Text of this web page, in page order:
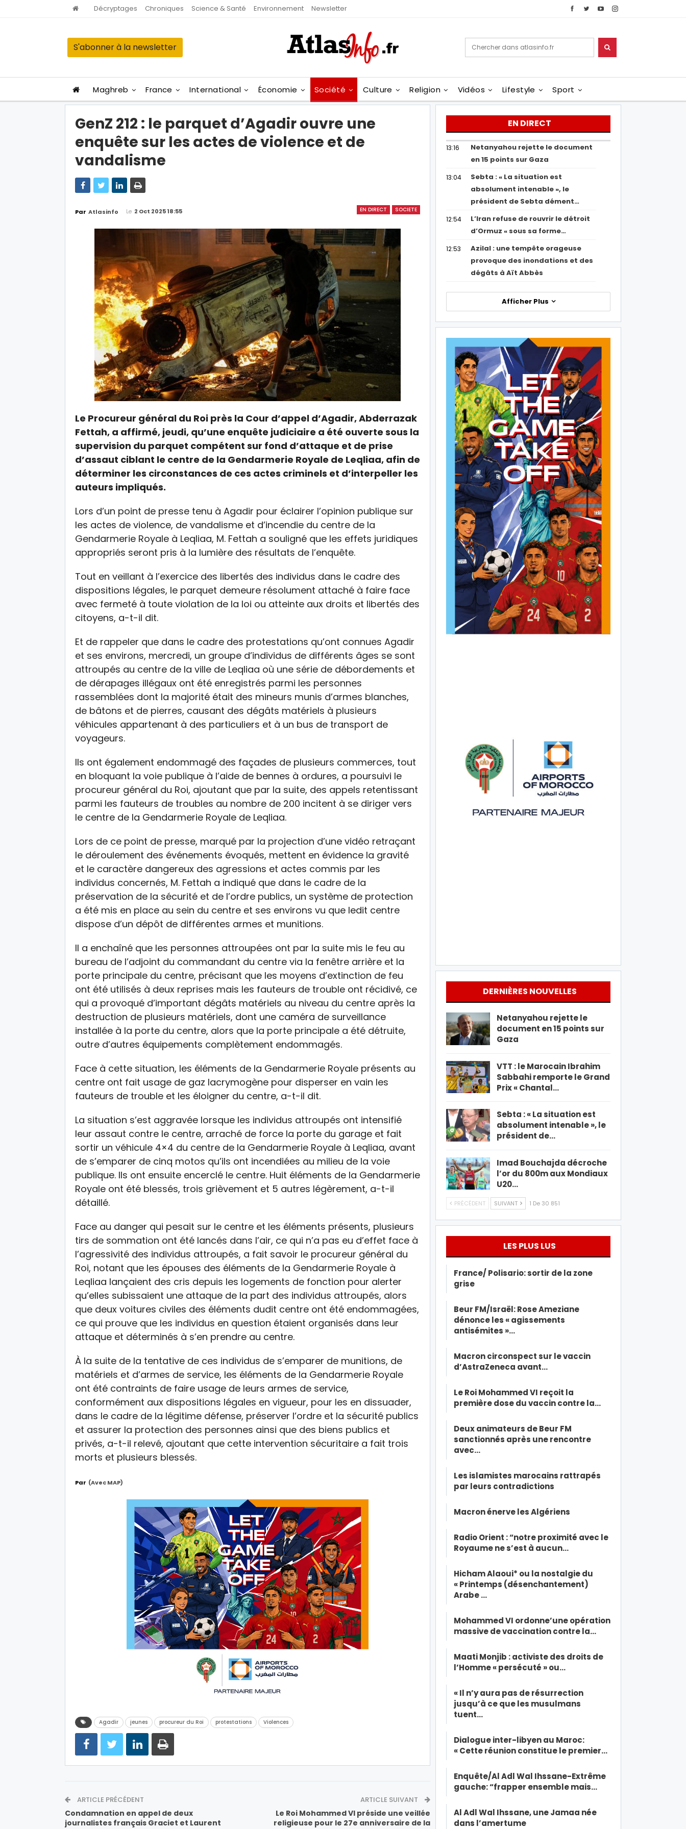
Décryptages Chroniques Science & Santé Environnement Newsletter
S'abonner à la newsletter
Maghreb France International Économie Société Culture Religion Vidéos Lifestyle Sport
GenZ 212 : le parquet d’Agadir ouvre une
enquête sur les actes de violence et de
vandalisme
EN DIRECT SOCIETE
Par Atlasinfo Le 2 Oct 2025 18:55
Le Procureur général du Roi près la Cour d’appel d’Agadir, Abderrazak
Fettah, a affirmé, jeudi, qu’une enquête judiciaire a été ouverte sous la
supervision du parquet compétent sur fond d’attaque et de prise
d’assaut ciblant le centre de la Gendarmerie Royale de Leqliaa, afin de
déterminer les circonstances de ces actes criminels et d’interpeller les
auteurs impliqués.
Lors d’un point de presse tenu à Agadir pour éclairer l’opinion publique sur
les actes de violence, de vandalisme et d’incendie du centre de la
Gendarmerie Royale à Leqliaa, M. Fettah a souligné que les effets juridiques
appropriés seront pris à la lumière des résultats de l’enquête.
Tout en veillant à l’exercice des libertés des individus dans le cadre des
dispositions légales, le parquet demeure résolument attaché à faire face
avec fermeté à toute violation de la loi ou atteinte aux droits et libertés des
citoyens, a-t-il dit.
Et de rappeler que dans le cadre des protestations qu’ont connues Agadir
et ses environs, mercredi, un groupe d’individus de différents âges se sont
attroupés au centre de la ville de Leqliaa où une série de débordements et
de dérapages illégaux ont été enregistrés parmi les personnes
rassemblées dont la majorité était des mineurs munis d’armes blanches,
de bâtons et de pierres, causant des dégâts matériels à plusieurs
véhicules appartenant à des particuliers et à un bus de transport de
voyageurs.
Ils ont également endommagé des façades de plusieurs commerces, tout
en bloquant la voie publique à l’aide de bennes à ordures, a poursuivi le
procureur général du Roi, ajoutant que par la suite, des appels retentissant
parmi les fauteurs de troubles au nombre de 200 incitent à se diriger vers
le centre de la Gendarmerie Royale de Leqliaa.
Lors de ce point de presse, marqué par la projection d’une vidéo retraçant
le déroulement des événements évoqués, mettent en évidence la gravité
et le caractère dangereux des agressions et actes commis par les
individus concernés, M. Fettah a indiqué que dans le cadre de la
préservation de la sécurité et de l’ordre publics, un système de protection
a été mis en place au sein du centre et ses environs vu que ledit centre
dispose d’un dépôt de différentes armes et munitions.
Il a enchaîné que les personnes attroupées ont par la suite mis le feu au
bureau de l’adjoint du commandant du centre via la fenêtre arrière et la
porte principale du centre, précisant que les moyens d’extinction de feu
ont été utilisés à deux reprises mais les fauteurs de trouble ont récidivé, ce
qui a provoqué d’important dégâts matériels au niveau du centre après la
destruction de plusieurs matériels, dont une caméra de surveillance
installée à la porte du centre, alors que la porte principale a été détruite,
outre d’autres équipements complètement endommagés.
Face à cette situation, les éléments de la Gendarmerie Royale présents au
centre ont fait usage de gaz lacrymogène pour disperser en vain les
fauteurs de trouble et les éloigner du centre, a-t-il dit.
La situation s’est aggravée lorsque les individus attroupés ont intensifié
leur assaut contre le centre, arraché de force la porte du garage et fait
sortir un véhicule 4×4 du centre de la Gendarmerie Royale à Leqliaa, avant
de s’emparer de cinq motos qu’ils ont incendiées au milieu de la voie
publique. Ils ont ensuite encerclé le centre. Huit éléments de la Gendarmerie
Royale ont été blessés, trois grièvement et 5 autres légèrement, a-t-il
détaillé.
Face au danger qui pesait sur le centre et les éléments présents, plusieurs
tirs de sommation ont été lancés dans l’air, ce qui n’a pas eu d’effet face à
l’agressivité des individus attroupés, a fait savoir le procureur général du
Roi, notant que les épouses des éléments de la Gendarmerie Royale à
Leqliaa lançaient des cris depuis les logements de fonction pour alerter
qu’elles subissaient une attaque de la part des individus attroupés, alors
que deux voitures civiles des éléments dudit centre ont été endommagées,
ce qui prouve que les individus en question étaient organisés dans leur
attaque et déterminés à s’en prendre au centre.
À la suite de la tentative de ces individus de s’emparer de munitions, de
matériels et d’armes de service, les éléments de la Gendarmerie Royale
ont été contraints de faire usage de leurs armes de service,
conformément aux dispositions légales en vigueur, pour les en dissuader,
dans le cadre de la légitime défense, préserver l’ordre et la sécurité publics
et assurer la protection des personnes ainsi que des biens publics et
privés, a-t-il relevé, ajoutant que cette intervention sécuritaire a fait trois
morts et plusieurs blessés.
Par (avec MAP)
Agadir jeunes procureur du Roi protestations Violences
ARTICLE PRÉCÉDENT
Condamnation en appel de deux
journalistes français Graciet et Laurent
ARTICLE SUIVANT
Le Roi Mohammed VI préside une veillée
religieuse pour le 27e anniversaire de la
EN DIRECT
13:16
Netanyahou rejette le document
en 15 points sur Gaza
13:04
Sebta : « La situation est
absolument intenable », le
président de Sebta dément…
12:54
L’Iran refuse de rouvrir le détroit
d’Ormuz « sous sa forme…
12:53
Azilal : une tempête orageuse
provoque des inondations et des
dégâts à Aït Abbès
Afficher Plus
DERNIÈRES NOUVELLES
Netanyahou rejette le
document en 15 points sur
Gaza
VTT : le Marocain Ibrahim
Sabbahi remporte le Grand
Prix « Chantal…
Sebta : « La situation est
absolument intenable », le
président de…
Imad Bouchajda décroche
l’or du 800m aux Mondiaux
U20…
PRÉCÉDENT SUIVANT 1 De 30 851
LES PLUS LUS
France/ Polisario: sortir de la zone
grise
Beur FM/Israël: Rose Ameziane
dénonce les « agissements
antisémites »…
Macron circonspect sur le vaccin
d’AstraZeneca avant…
Le Roi Mohammed VI reçoit la
première dose du vaccin contre la…
Deux animateurs de Beur FM
sanctionnés après une rencontre
avec…
Les islamistes marocains rattrapés
par leurs contradictions
Macron énerve les Algériens
Radio Orient : “notre proximité avec le
Royaume ne s’est à aucun…
Hicham Alaoui* ou la nostalgie du
« Printemps (désenchantement)
Arabe …
Mohammed VI ordonne’une opération
massive de vaccination contre la…
Maati Monjib : activiste des droits de
l’Homme « persécuté » ou…
« Il n’y aura pas de résurrection
jusqu’à ce que les musulmans
tuent…
Dialogue inter-libyen au Maroc:
« Cette réunion constitue le premier…
Enquête/Al Adl Wal Ihssane-Extrême
gauche: “frapper ensemble mais…
Al Adl Wal Ihssane, une Jamaa née
dans l’amertume